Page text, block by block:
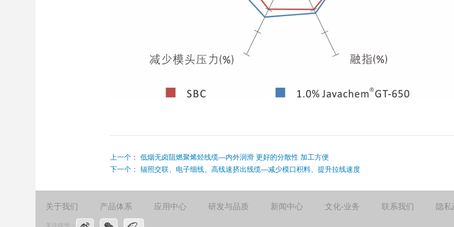
上一个： 低烟无卤阻燃聚烯烃线缆—内外润滑 更好的分散性 加工方便
下一个： 辐照交联、电子细线、高线速挤出线缆—减少模口积料、提升拉线速度
关于我们 产品体系 应用中心 研发与品质 新闻中心 文化-业务 联系我们 隐
关注佳华：